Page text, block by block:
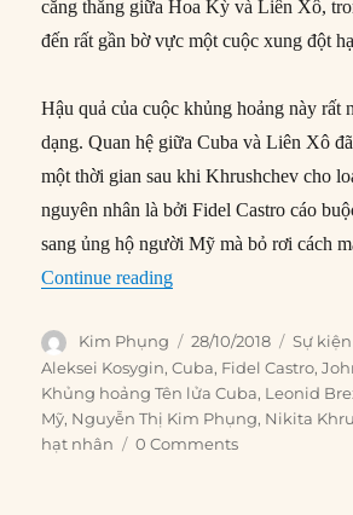
căng thẳng giữa Hoa Kỳ và Liên Xô,
đến rất gần bờ vực một cuộc xung đột
Hậu quả của cuộc khủng hoảng này rất
dạng. Quan hệ giữa Cuba và Liên Xô
một thời gian sau khi Khrushchev cho
nguyên nhân là bởi Fidel Castro cáo
sang ủng hộ người Mỹ mà bỏ rơi cách
Continue reading“28/10/1962: Kết thúc
Author
Kim Phụng
Posted
on
28/10/2018 Sự kiện
Aleksei Kosygin,Cuba, Fidel Castro,
Khủng hoảng Tên lửa Cuba, Leonid
Mỹ, Nguyễn Thị Kim Phụng, Nikita
hạt nhân
0 Comments